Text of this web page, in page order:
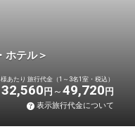
テル＞
あたり 旅行代金（1～3名1室・税込）
32,560 円 49,720 円
表示旅行代金について